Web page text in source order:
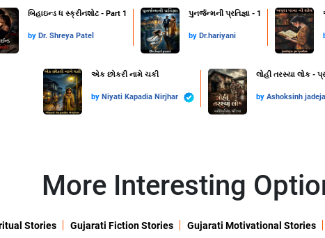
બિહાઇન્ડ ધ સ્ક્રીનશોટ - Part 1
by Dr. Shreya Patel
પુનર્જન્મની પ્રતિજ્ઞા - 1
by Dr.hariyani
એક છોકરી નામે ચકી
by Niyati Kapadia Nirjhar
લોહી તરસ્યા લોક -
by Ashoksinh jadeja
More Interesting
Stories Gujarati Fiction Stories Gujarati Motivational Stories